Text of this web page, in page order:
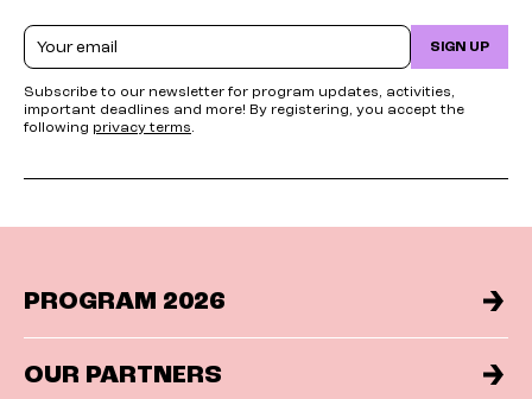
Email SIGN UP
Subscribe to our newsletter for program updates, activities,
important deadlines and more! By registering, you accept the
following privacy terms.
PROGRAM 2026
OUR PARTNERS